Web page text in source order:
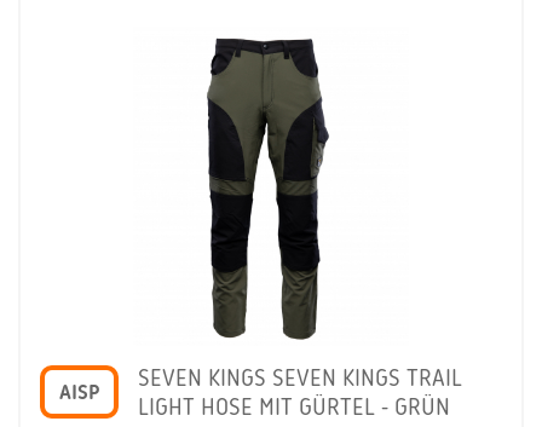
AISP
SEVEN KINGS SEVEN KINGS TRAIL
LIGHT HOSE MIT GÜRTEL - GRÜN